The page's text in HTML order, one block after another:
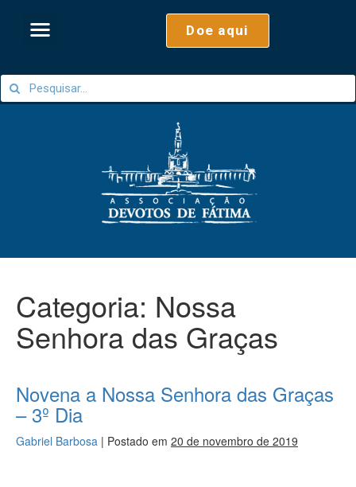
Doe aqui
Categoria: Nossa
Senhora das Graças
Novena a Nossa Senhora das Graças
– 3º Dia
Gabriel Barbosa | Postado em 20 de novembro de 2019